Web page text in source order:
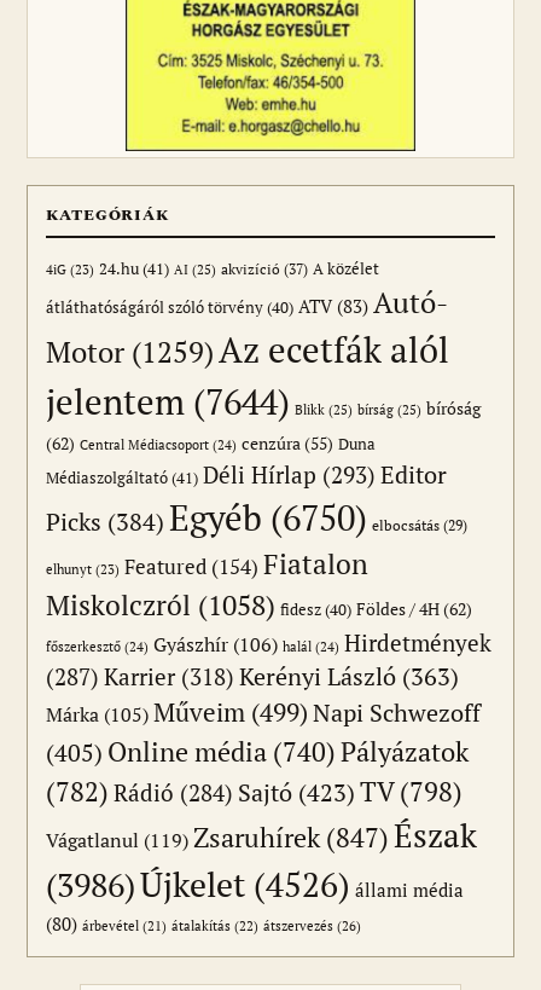
KATEGÓRIÁK
4iG (23) 24.hu(41) AI (25) akvizíció (37) A közélet
átláthatóságáról szóló törvény(40) ATV(83) Autó-
Motor (1259)Az ecetfák alól
jelentem (7644) Blikk (25) bírság (25) bíróság
(62) Central Médiacsoport (24) cenzúra (55) Duna
Médiaszolgáltató(41) Déli Hírlap (293) Editor
Picks (384)Egyéb (6750) elbocsátás (29)
elhunyt (23) Featured (154) Fiatalon
Miskolczról (1058) fidesz(40) Földes / 4H(62)
főszerkesztő (24) Gyászhír (106) halál (24) Hirdetmények
(287) Karrier(318) Kerényi László (363)
Márka (105) Műveim (499)Napi Schwezoff
(405) Online média (740)Pályázatok
(782) Rádió (284) Sajtó (423)TV(798)
Vágatlanul (119) Zsaruhírek (847)Észak
(3986)Újkelet (4526) állami média
(80) árbevétel (21) átalakítás (22) átszervezés (26)